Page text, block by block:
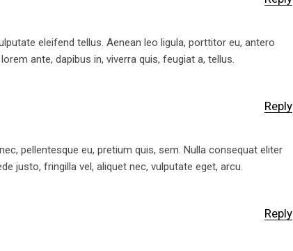
eleifend tellus. Aenean leo ligula, porttitor eu, antero
ante, dapibus in, viverra quis, feugiat a, tellus.
Reply
pellentesque eu, pretium quis, sem. Nulla consequat eliter
justo, fringilla vel, aliquet nec, vulputate eget, arcu.
Reply